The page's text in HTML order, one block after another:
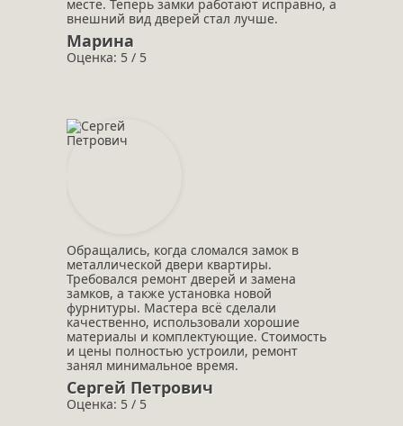
месте. Теперь замки работают исправно, а
внешний вид дверей стал лучше.
Марина
Оценка: 5 / 5
Обращались, когда сломался замок в
металлической двери квартиры.
Требовался ремонт дверей и замена
замков, а также установка новой
фурнитуры. Мастера всё сделали
качественно, использовали хорошие
материалы и комплектующие. Стоимость
и цены полностью устроили, ремонт
занял минимальное время.
Сергей Петрович
Оценка: 5 / 5